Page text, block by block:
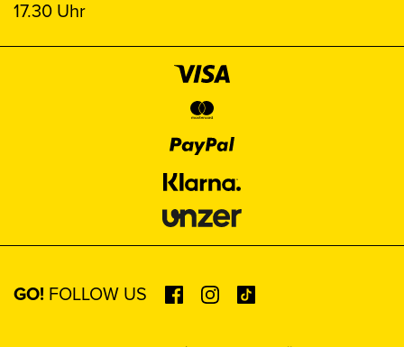
17.30 Uhr
GO! FOLLOW US